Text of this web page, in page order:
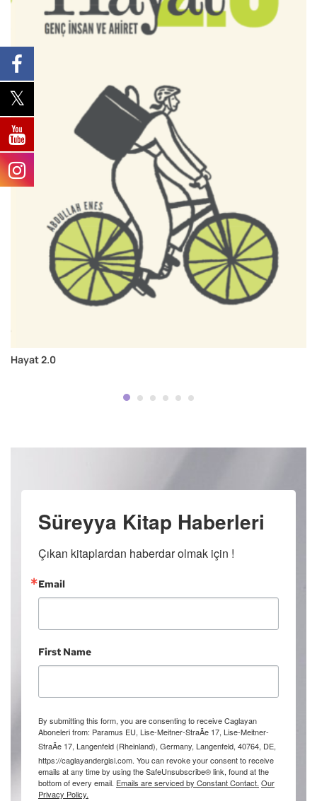
Hayat 2.0
Süreyya Kitap Haberleri
Çıkan kitaplardan haberdar olmak için !
Email
First Name
By submitting this form, you are consenting to receive Caglayan
Aboneleri from: Paramus EU, Lise-Meitner-StraÃe 17, Lise-Meitner-
StraÃe 17, Langenfeld (Rheinland), Germany, Langenfeld, 40764, DE,
https://caglayandergisi.com. You can revoke your consent to receive
emails at any time by using the SafeUnsubscribe® link, found at the
bottom of every email. Emails are serviced by Constant Contact. Our
Privacy Policy.